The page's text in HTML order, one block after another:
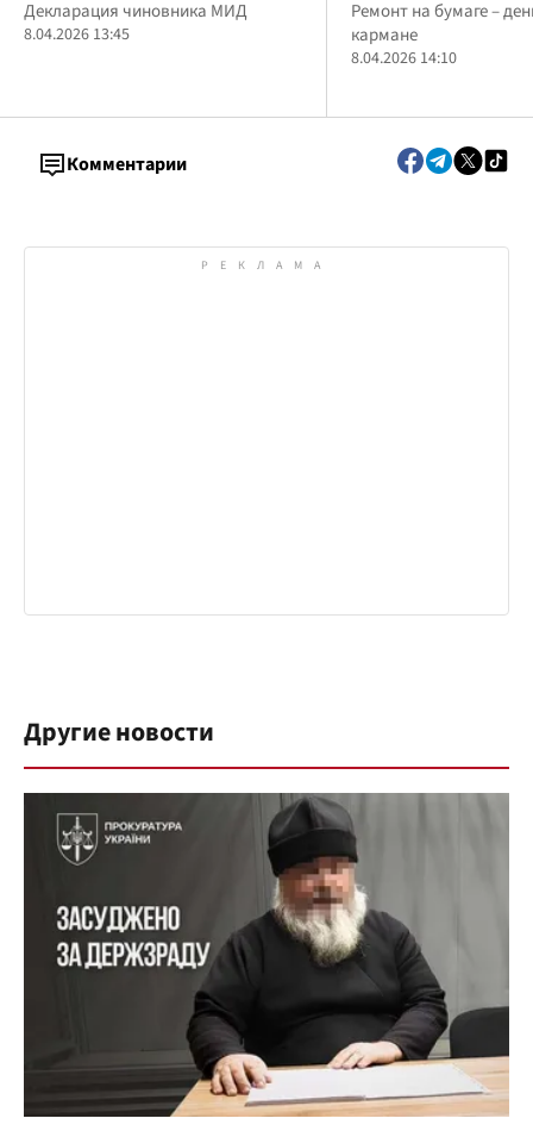
крипта: что в декларации
должностного лица МИД
Декларация чиновника МИД
8.04.2026 13:45
Богомольца:
будут судить за
2,2 млн грн
Ремонт на бумаге –
кармане
8.04.2026 14:10
Комментарии
Другие новости